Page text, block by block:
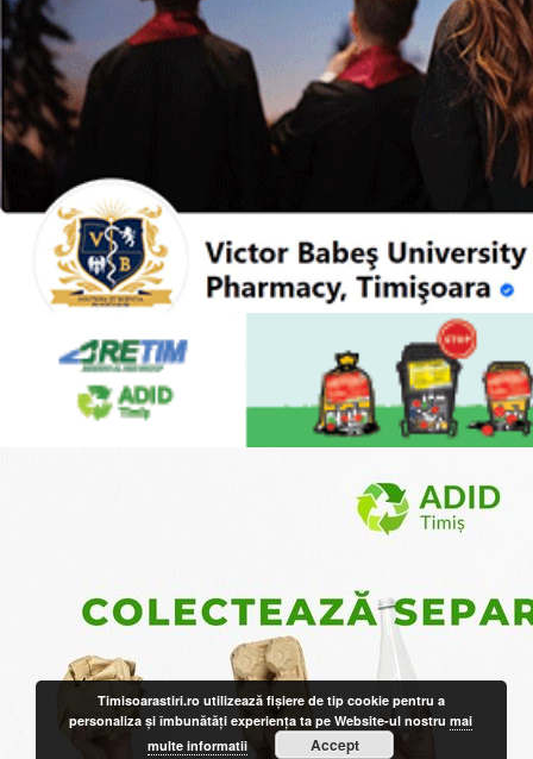
Timisoarastiri.ro utilizează fişiere de tip cookie pentru a
personaliza și îmbunătăți experiența ta pe Website-ul nostrumai
multe informatii
Accept